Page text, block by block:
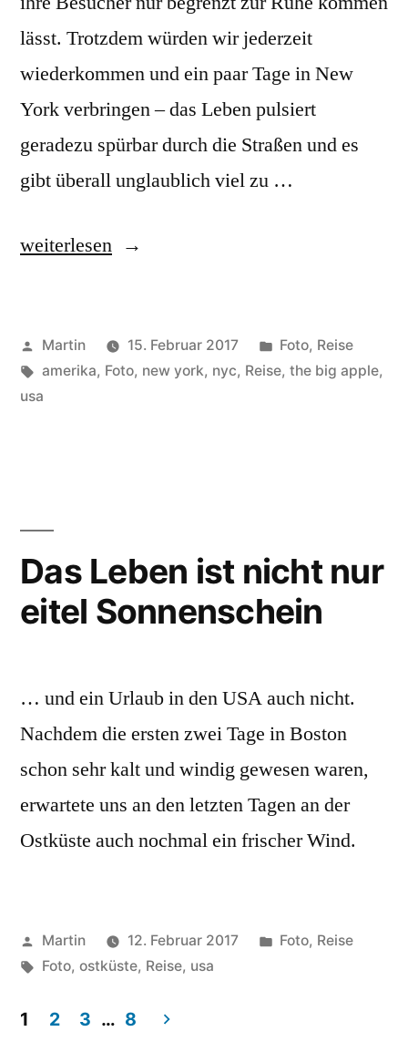
lässt. Trotzdem würden wir jederzeit
wiederkommen und ein paar Tage in New
York verbringen – das Leben pulsiert
geradezu spürbar durch die Straßen und es
gibt überall unglaublich viel zu …
„The
weiterlesen
Veröffentlicht
von
Martin 15. Februar 2017
Veröffentlicht
unter
Foto, Reise
Schlagwörter:
amerika, Foto, new york, nyc, Reise, the big apple,
usa
Das Leben ist nicht nur
eitel Sonnenschein
… und ein Urlaub in den USA auch nicht.
Nachdem die ersten zwei Tage in Boston
schon sehr kalt und windig gewesen waren,
erwartete uns an den letzten Tagen an der
Ostküste auch nochmal ein frischer Wind.
Veröffentlicht
von
Martin 12. Februar 2017
Veröffentlicht
Foto, Reise
Schlagwörter:
Foto, ostküste, Reise, usa
1 2 3 … 8